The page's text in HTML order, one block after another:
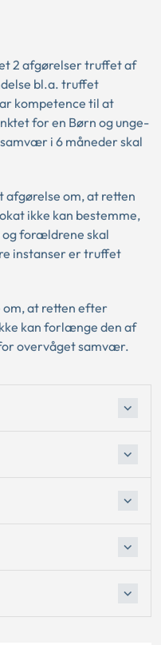
2 afgørelser truffet af
bl.a. truffet
kompetence til at
for en Børn og unge-
i 6 måneder skal
om, at retten
ikke kan bestemme,
og forældrene skal
instanser er truffet
om, at retten efter
kan forlænge den af
overvåget samvær.